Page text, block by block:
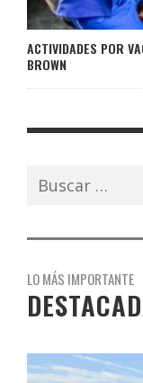
ACTIVIDADES POR
BROWN
Buscar:
LO MÁS IMPORTANTE